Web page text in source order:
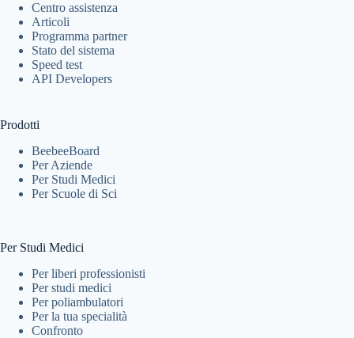
Centro assistenza
Articoli
Programma partner
Stato del sistema
Speed test
API Developers
Prodotti
BeebeeBoard
Per Aziende
Per Studi Medici
Per Scuole di Sci
Per Studi Medici
Per liberi professionisti
Per studi medici
Per poliambulatori
Per la tua specialità
Confronto